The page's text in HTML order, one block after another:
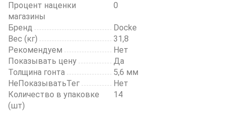
Процент наценки
магазины
0
Бренд
Docke
Вес (кг)
31,8
Рекомендуем
Нет
Показывать цену
Да
Толщина гонта
5,6 мм
НеПоказыватьТег
Нет
Количество в упаковке
(шт)
14